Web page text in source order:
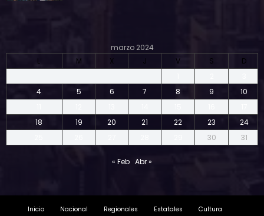
marzo 2024
L
M X J V S
D
4
5 6 7 8 9
10
18
19 20 21 22 23
24
30 31
« Feb Abr »
Inicio Nacional Regionales Estatales Cultura